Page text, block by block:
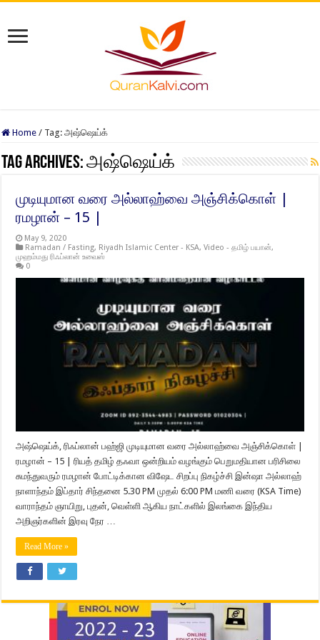
Home / Tag:அஷ்ஷெய்க்
Tag Archives:அஷ்ஷெய்க்
முடியுமான வரை அல்லாஹ்வை அஞ்சிக்கொள் |
ரமழான் – 15 |
May 9, 2020
Ramadan / Fasting, Riyadh Islamic Center - KSA,Video - தமிழ் பயான்,
முஹம்மது ரிஃப்லான் உவைஸ்
0
அஷ்ஷெய்க், ரிஃப்லான் பஹ்ஜி முடியுமான வரை அல்லாஹ்வை அஞ்சிக்கொள் |
ரமழான் – 15 | ரியத் தமிழ் தஃவா ஒன்றியம் வழங்கும் பெறுமதியான பரிசிலை
சுமந்துவரும் ரமழான் போட்டிக்கான விஷேட சிறப்பு நிகழ்ச்சி இன்ஷா அல்லாஹ்
நாளாந்தம் இப்தார் சிந்தனை 5.30 PM முதல் 6:00 PM மணி வரை (KSA Time)
வாராந்தம் ஞாயிறு, புதன், வெள்ளி ஆகிய நாட்களில் இலங்கை இந்திய
அறிஞர்களின் இரவு நேர …
Read More »